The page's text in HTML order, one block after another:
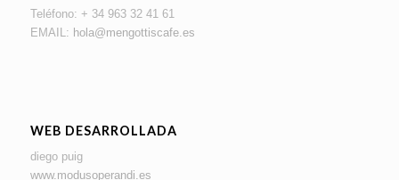
Teléfono: + 34 963 32 41 61
EMAIL: hola@mengottiscafe.es
WEB DESARROLLADA
diego puig
www.modusoperandi.es